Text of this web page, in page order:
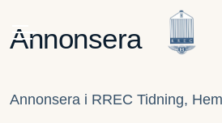
Annonsera
Annonsera i RREC Tidning,